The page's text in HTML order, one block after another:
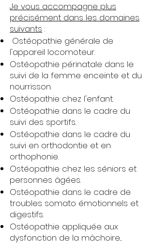
Je vous accompagne plus
précisément dans les domaines
suivants :
Ostéopathie générale de
l'appareil locomoteur.
Ostéopathie périnatale dans le
suivi de la femme enceinte et du
nourrisson.
Ostéopathie chez l'enfant.
Ostéopathie dans le cadre du
suivi des sportifs.
Ostéopathie dans le cadre du
suivi en orthodontie et en
orthophonie.
Ostéopathie chez les séniors et
personnes âgées.
Ostéopathie dans le cadre de
troubles somato émotionnels et
digestifs.
Ostéopathie appliquée aux
dysfonction de la mâchoire...